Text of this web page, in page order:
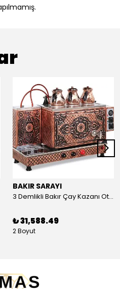
BAKIR SARAYI
3 Demlikli Bakır Çay Kazanı Otomatik, 30 Litre
₺ 31,588.49
2 Boyut